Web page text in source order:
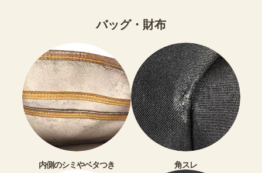
バッグ・財布
内側のシミやベタつき 角スレ